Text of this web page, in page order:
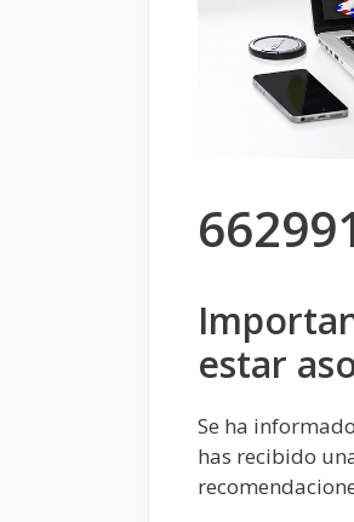
estar
Se ha
has recibido